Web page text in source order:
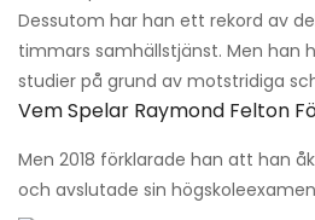
Dessutom har han ett rekord av
timmars samhällstjänst. Men han
studier på grund av motstridiga
Vem Spelar Raymond Felton
Men 2018 förklarade han att han
och avslutade sin